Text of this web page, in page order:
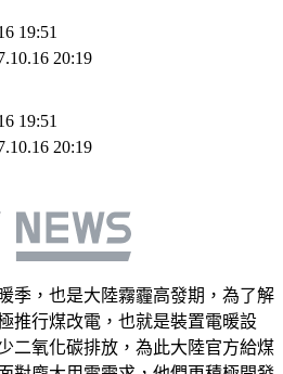
19:51
20:19
19:51
20:19
季，也是大陸霧霾高發期，為了解
推行煤改電，也就是裝置電暖設
二氧化碳排放，為此大陸官方給煤